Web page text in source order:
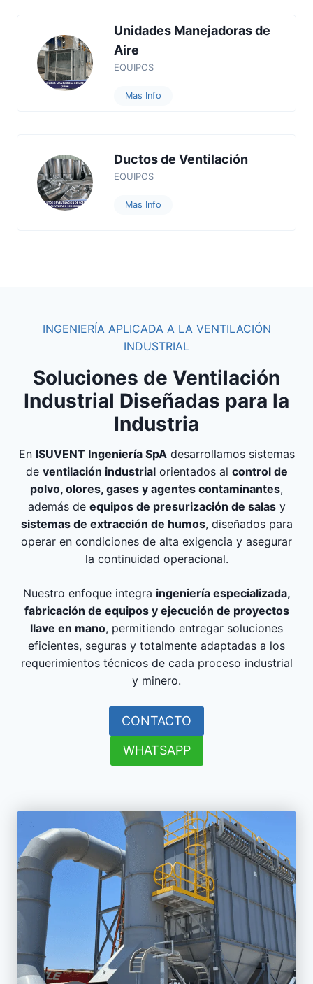
Unidades Manejadoras de
Aire
EQUIPOS
Mas Info
Ductos de Ventilación
EQUIPOS
Mas Info
INGENIERÍA APLICADA A LA VENTILACIÓN
INDUSTRIAL
Soluciones de Ventilación
Industrial Diseñadas para la
Industria
En ISUVENT Ingeniería SpA desarrollamos sistemas
de ventilación industrialorientados al control de
polvo, olores, gases y agentes contaminantes,
además de equipos de presurización de salasy
sistemas de extracción de humos, diseñados para
operar en condiciones de alta exigencia y asegurar
la continuidad operacional.
Nuestro enfoque integra ingeniería especializada,
fabricación de equipos y ejecución de proyectos
llave en mano, permitiendo entregar soluciones
eficientes, seguras y totalmente adaptadas a los
requerimientos técnicos de cada proceso industrial
y minero.
CONTACTO
WHATSAPP